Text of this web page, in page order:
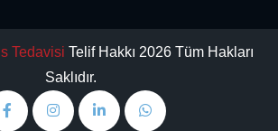
Tedavisi Telif Hakkı 2026 Tüm Hakları
Saklıdır.